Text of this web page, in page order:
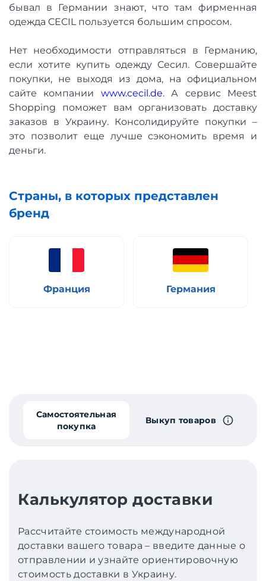
бывал в Германии знают, что там фирменная
одежда CECIL пользуется большим спросом.
Нет необходимости отправляться в Германию,
если хотите купить одежду Сесил. Совершайте
покупки, не выходя из дома, на официальном
сайте компании www.cecil.de. А сервис Meest
Shopping поможет вам организовать доставку
заказов в Украину. Консолидируйте покупки –
это позволит еще лучше сэкономить время и
деньги.
Страны, в которых представлен
бренд
Франция Германия
Самостоятельная
покупка
Выкуп товаров
Калькулятор доставки
Рассчитайте стоимость международной
доставки вашего товара – введите данные о
отправлении и узнайте ориентировочную
стоимость доставки в Украину.